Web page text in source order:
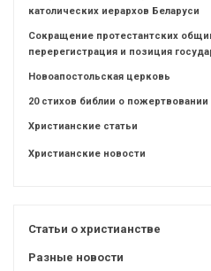
католических иерархов Беларуси
Сокращение протестантских
перерегистрация и позиция
Новоапостольская церковь
20 стихов библии о пожертвовании
Христианские статьи
Христианские новости
Статьи о христианстве
Разные новости